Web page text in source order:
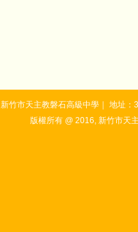
新竹市天主教磐石高級中學｜ 地址
版權所有 @ 2016, 新竹市天